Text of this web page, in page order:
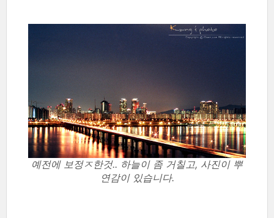
예전에 보정ㅈ한것.. 하늘이 좀 거칠고, 사진이 뿌
연감이 있습니다.